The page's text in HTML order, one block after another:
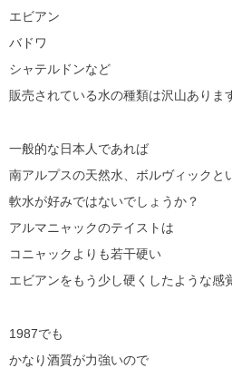
エビアン
バドワ
シャテルドンなど
販売されている水の種類は沢山ありま
一般的な日本人であれば
南アルプスの天然水、ボルヴィックと
軟水が好みではないでしょうか？
アルマニャックのテイストは
コニャックよりも若干硬い
エビアンをもう少し硬くしたような感
1987でも
かなり酒質が力強いので